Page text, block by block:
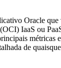
Oracle
IaaS ou
métricas
de